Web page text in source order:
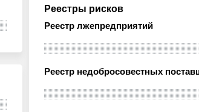
Реестры рисков
Реестр лжепредприятий
Реестр недобросовестных